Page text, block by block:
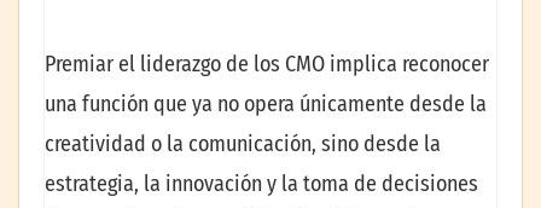
Premiar el liderazgo de los CMO implica reconocer
una función que ya no opera únicamente desde la
creatividad o la comunicación, sino desde la
estrategia, la innovación y la toma de decisiones